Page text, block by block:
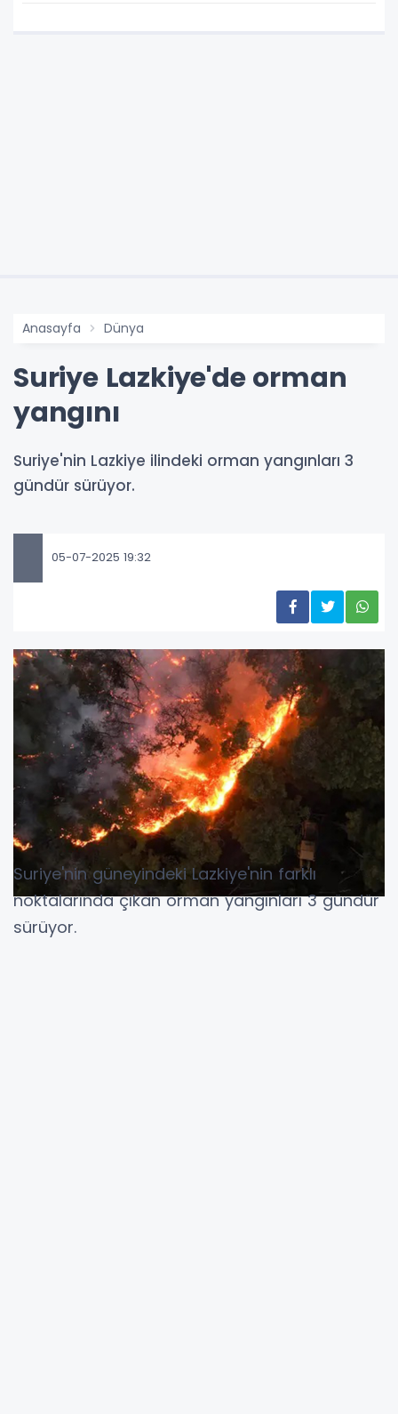
Anasayfa Dünya
Suriye Lazkiye'de orman
yangını
Suriye'nin Lazkiye ilindeki orman yangınları 3
gündür sürüyor.
05-07-2025 19:32
Suriye'nin güneyindeki Lazkiye'nin farklı
noktalarında çıkan orman yangınları 3 gündür
sürüyor.